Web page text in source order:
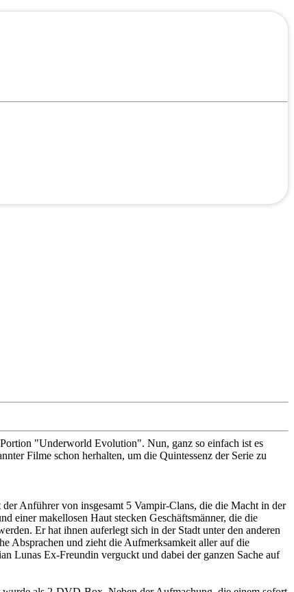
"Underworld Evolution". Nun, ganz so einfach ist es
Filme schon herhalten, um die Quintessenz der Serie zu
Anführer von insgesamt 5 Vampir-Clans, die die Macht in der
einer makellosen Haut stecken Geschäftsmänner, die die
Er hat ihnen auferlegt sich in der Stadt unter den anderen
Absprachen und zieht die Aufmerksamkeit aller auf die
Lunas Ex-Freundin verguckt und dabei der ganzen Sache auf